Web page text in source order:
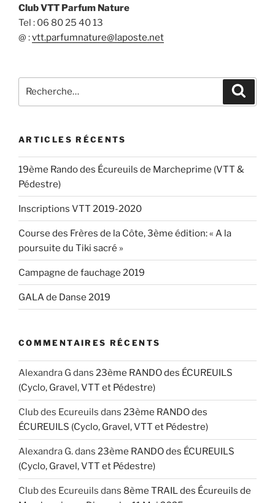
Club VTT Parfum Nature
Tel : 06 80 25 40 13
@ :vtt.parfumnature@laposte.net
pour
ARTICLES RÉCENTS
19ème Rando des Écureuils de Marcheprime (VTT &
Pédestre)
Inscriptions VTT 2019-2020
Course des Frères de la Côte, 3ème édition: « A la
poursuite du Tiki sacré »
Campagne de fauchage 2019
GALA de Danse 2019
COMMENTAIRES RÉCENTS
Alexandra G dans 23ème RANDO des ÉCUREUILS
(Cyclo, Gravel, VTT et Pédestre)
Club des Ecureuils dans 23ème RANDO des
ÉCUREUILS (Cyclo, Gravel, VTT et Pédestre)
Alexandra G.dans 23ème RANDO des ÉCUREUILS
(Cyclo, Gravel, VTT et Pédestre)
Club des Ecureuils dans 8ème TRAIL des Écureuils de